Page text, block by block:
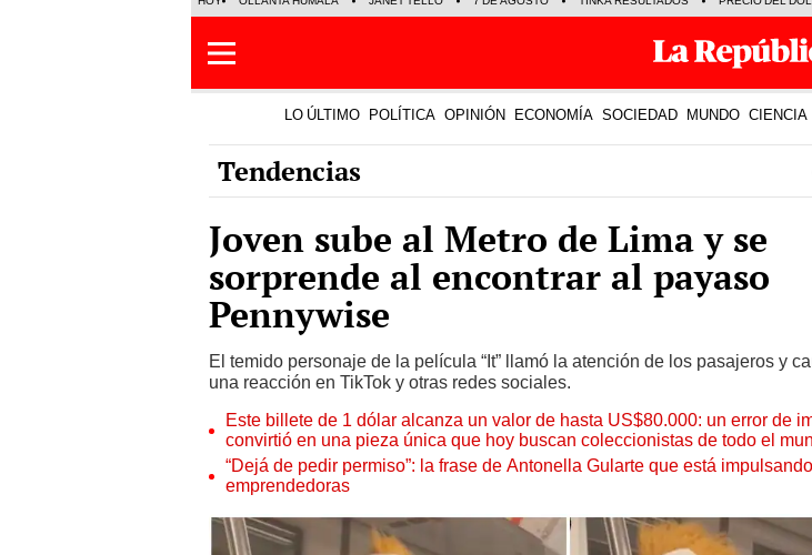
LO ÚLTIMO POLÍTICA OPINIÓN ECONOMÍA SOCIEDAD MUNDO CIENCIA
Tendencias
Joven sube al Metro de Lima y se
sorprende al encontrar al payaso
Pennywise
El temido personaje de la película “It” llamó la atención de los pasajeros y
una reacción en TikTok y otras redes sociales.
Este billete de 1 dólar alcanza un valor de hasta US$80.000: un error de
convirtió en una pieza única que hoy buscan coleccionistas de todo el
“Dejá de pedir permiso”: la frase de Antonella Gularte que está
emprendedoras